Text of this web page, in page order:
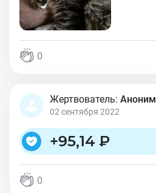
0
Жертвователь: Аноним
02 сентября 2022
+95,14 ₽
0